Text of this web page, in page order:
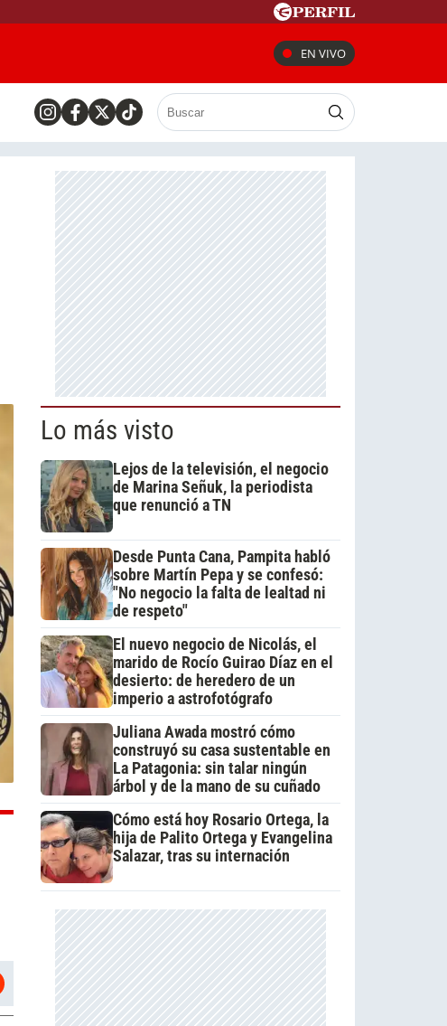
EN VIVO
Lo más visto
Lejos de la televisión, el negocio
de Marina Señuk, la periodista
que renunció a TN
Desde Punta Cana, Pampita habló
sobre Martín Pepa y se confesó:
"No negocio la falta de lealtad ni
de respeto"
El nuevo negocio de Nicolás, el
marido de Rocío Guirao Díaz en el
desierto: de heredero de un
imperio a astrofotógrafo
Juliana Awada mostró cómo
construyó su casa sustentable en
La Patagonia: sin talar ningún
árbol y de la mano de su cuñado
Cómo está hoy Rosario Ortega, la
hija de Palito Ortega y Evangelina
Salazar, tras su internación